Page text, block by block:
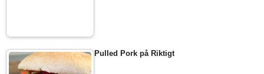
Pulled Pork på Riktigt